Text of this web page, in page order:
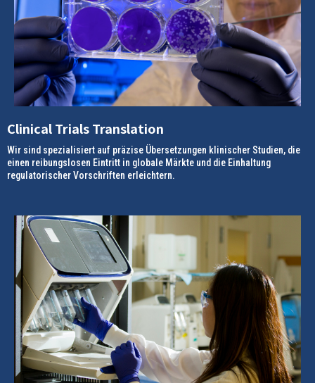
Clinical Trials Translation
Wir sind spezialisiert auf präzise Übersetzungen klinischer Studien, die
einen reibungslosen Eintritt in globale Märkte und die Einhaltung
regulatorischer Vorschriften erleichtern.